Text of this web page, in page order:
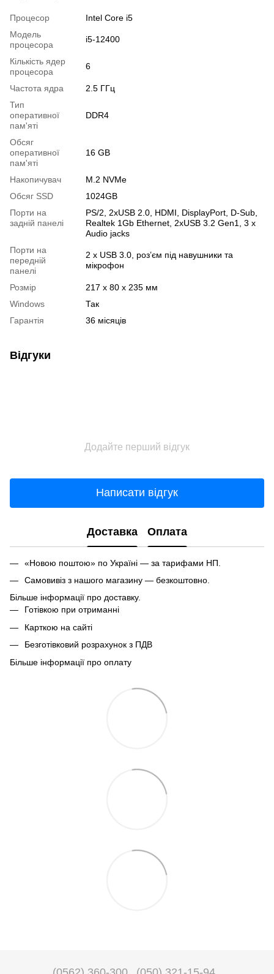
Процесор
Intel Core i5
Модель
процесора
i5-12400
Кількість ядер
процесора
6
Частота ядра
2.5 ГГц
Тип
оперативної
пам'яті
DDR4
Обсяг
оперативної
пам'яті
16 GB
Накопичувач
M.2 NVMe
Обсяг SSD
1024GB
Порти на
задній панелі
PS/2, 2хUSB 2.0, HDMI, DisplayPort, D-Sub,
Realtek 1Gb Ethernet, 2хUSB 3.2 Gen1, 3 x
Audio jacks
Порти на
передній
панелі
2 х USB 3.0, роз’єм під навушники та
мікрофон
Розмір
217 x 80 x 235 мм
Windows
Так
Гарантія
36 місяців
Відгуки
Додайте перший відгук
Написати відгук
Доставка Оплата
«Новою поштою» по Україні — за тарифами НП.
Самовивіз з нашого магазину — безкоштовно.
Більше інформації про доставку.
Готівкою при отриманні
Карткою на сайті
Безготівковий розрахунок з ПДВ
Більше інформації про оплату